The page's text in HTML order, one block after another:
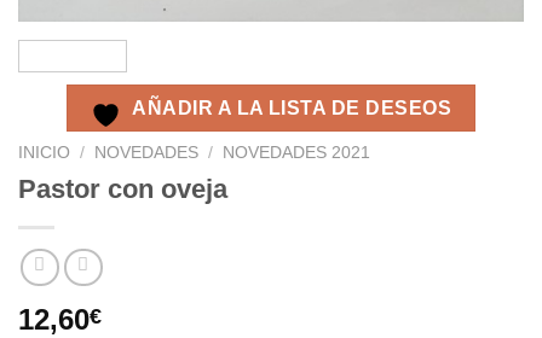
AÑADIR A LA LISTA DE DESEOS
INICIO / NOVEDADES / NOVEDADES 2021
Pastor con oveja
12,60€